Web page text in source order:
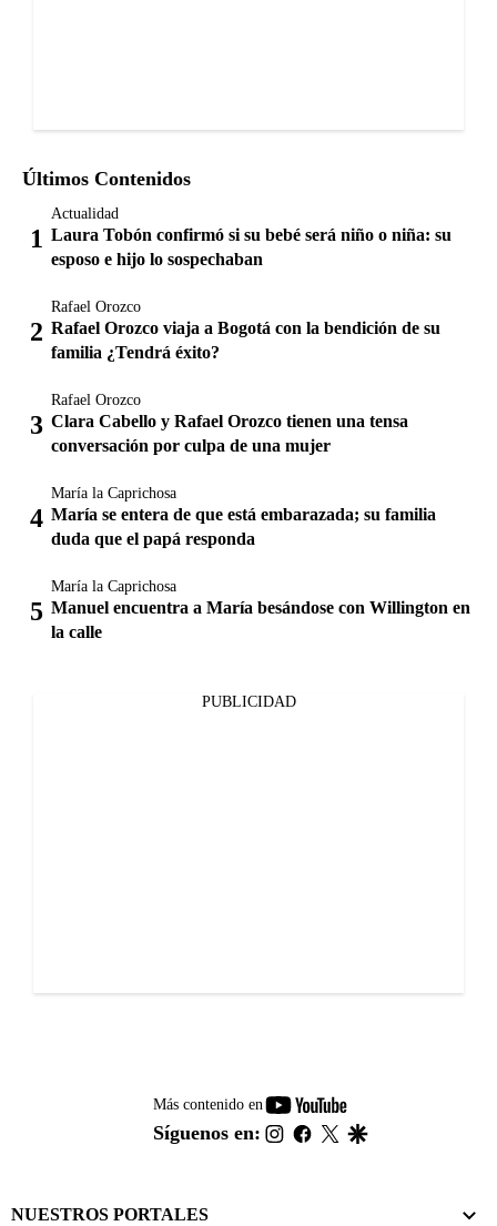
Últimos Contenidos
Actualidad
Laura Tobón confirmó si su bebé será niño o niña: su
esposo e hijo lo sospechaban
Rafael Orozco
Rafael Orozco viaja a Bogotá con la bendición de su
familia ¿Tendrá éxito?
Rafael Orozco
Clara Cabello y Rafael Orozco tienen una tensa
conversación por culpa de una mujer
María la Caprichosa
María se entera de que está embarazada; su familia
duda que el papá responda
María la Caprichosa
Manuel encuentra a María besándose con Willington en
la calle
PUBLICIDAD
Más contenido en
youtube-
footer
Síguenos en: instagram
facebook
twitter
NUESTROS PORTALES